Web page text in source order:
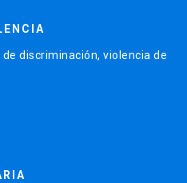
discriminación, violencia de